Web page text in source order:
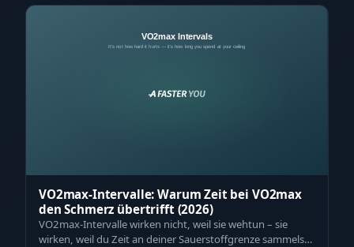
VO2max-Intervalle: Warum Zeit bei VO2max
den Schmerz übertrifft (2026)
VO2max-Intervalle wirken nicht, weil sie wehtun – sie
wirken, weil du Zeit an deiner Sauerstoffgrenze sammelst.